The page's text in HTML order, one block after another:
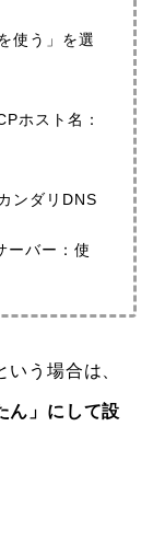
使う」を選
ホスト名：
ンダリDNS
ーバー：使
う場合は、
ん」にして設